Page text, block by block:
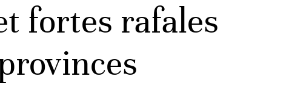
fortes rafales